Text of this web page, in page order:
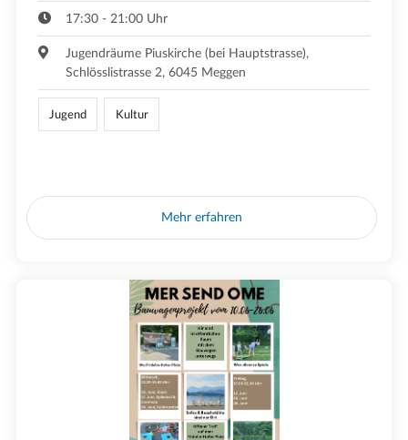
17:30 - 21:00 Uhr
Jugendräume Piuskirche (bei Hauptstrasse),
Schlösslistrasse 2, 6045 Meggen
Jugend Kultur
Mehr erfahren